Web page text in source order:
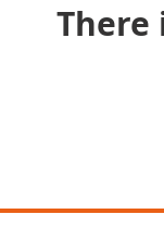
There